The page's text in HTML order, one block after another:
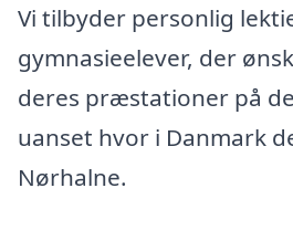
Vi tilbyder personlig
gymnasieelever, der
deres præstationer på
uanset hvor i Danmark
Nørhalne.